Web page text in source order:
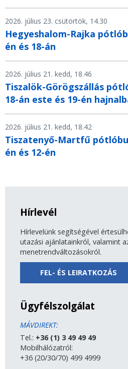
2026. július 23. csütörtök, 14.30
Hegyeshalom-Rajka
én és 18-án
2026. július 21. kedd, 18.46
Tiszalök-Görögszállás
18-án este és 19-én
2026. július 21. kedd, 18.42
Tiszatenyő-Martfű
én és 12-én
Hírlevél
Hírlevelünk segítségével
utazási ajánlatainkról, valamint
menetrendváltozásokról.
FEL- ÉS LEIRATKOZÁS
Ügyfélszolgálat
MÁVDIREKT:
Tel.: +36 (1) 3 49 49 49
Mobilhálózatról:
+36 (20/30/70) 499 4999